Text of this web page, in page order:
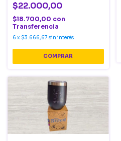
$22.000,00
$18.700,00 con
Transferencia
6 x $3.666,67 sin interés